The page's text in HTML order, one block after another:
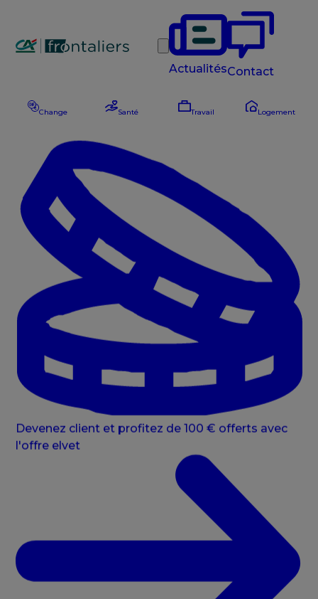
Rechercher
ActualitésContact
Change Santé Travail Logement
Devenez client et profitez de 100 € offerts avec
l'offre elvet